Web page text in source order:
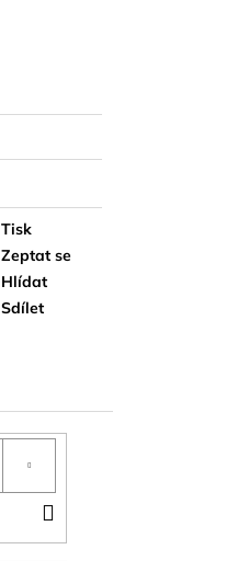
Tisk
Zeptat se
Hlídat
Sdílet
KOŠÍKU